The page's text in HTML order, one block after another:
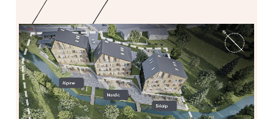
MARCO MAIO
Architekt a odborný garant projektu